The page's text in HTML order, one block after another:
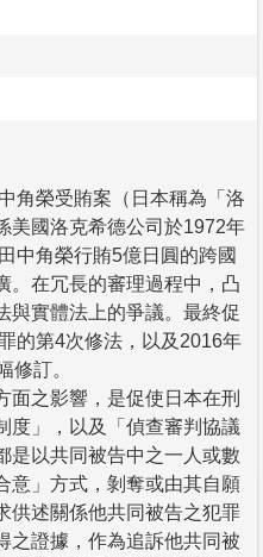
角榮受賄案（日本稱為「洛
美國洛克希德公司於1972年
中角榮行賄5億日圓的跨國
。在冗長的審理過程中，凸
與實體法上的爭議。最終促
的第4次修法，以及2016年
修訂。
面之影響，是促使日本在刑
度」，以及「偵查審判協議
是以共同被告中之一人或數
意」方式，剝奪或由其自願
供述關係他共同被告之犯罪
之證據，作為追訴他共同被